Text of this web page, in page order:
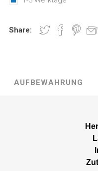
Share:
AUFBEWAHRUNG